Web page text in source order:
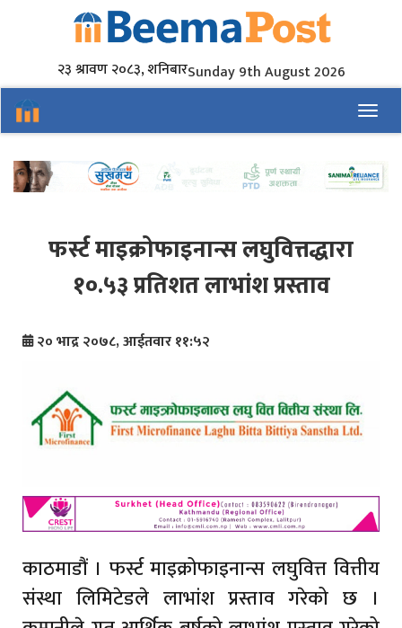
२३ श्रावण २०८३, शनिबारSunday 9th August 2026
फर्स्ट माइक्रोफाइनान्स लघुवित्तद्धारा
१०.५३ प्रतिशत लाभांश प्रस्ताव
२० भाद्र २०७८, आईतवार ११:५२
काठमाडौं । फर्स्ट माइक्रोफाइनान्स लघुवित्त वित्तीय
संस्था लिमिटेडले लाभांश प्रस्ताव गरेको छ ।